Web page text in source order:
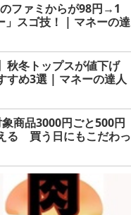
ファミからが98円→1
」スゴ技！ | マネーの達
秋冬トップスが値下げ
すめ3選 | マネーの達人
商品3000円ごと500円
る 買う日にもこだわっ